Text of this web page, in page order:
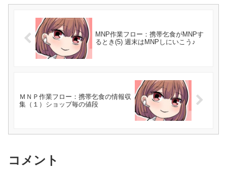
MNP作業フロー：携帯乞食がMNPす
るとき(5) 週末はMNPしにいこう♪
ＭＮＰ作業フロー：携帯乞食の情報収
集（１）ショップ毎の値段
コメント